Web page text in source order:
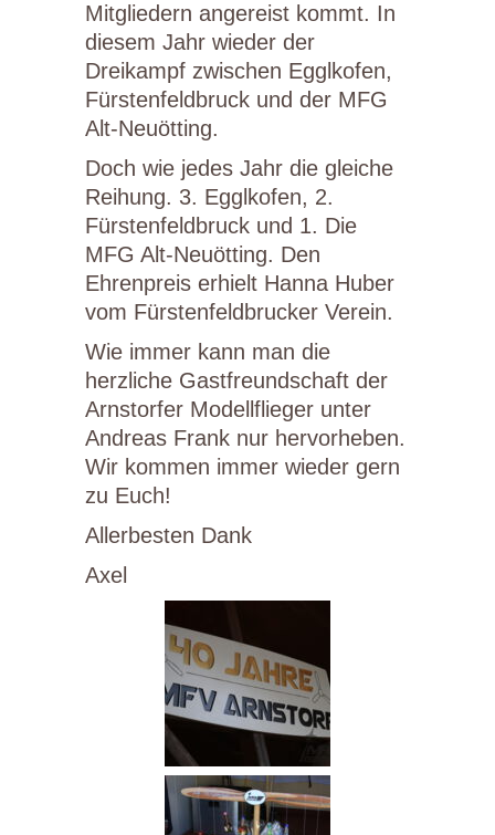
Mitgliedern angereist kommt. In
diesem Jahr wieder der
Dreikampf zwischen Egglkofen,
Fürstenfeldbruck und der MFG
Alt-Neuötting.
Doch wie jedes Jahr die gleiche
Reihung. 3. Egglkofen, 2.
Fürstenfeldbruck und 1. Die
MFG Alt-Neuötting. Den
Ehrenpreis erhielt Hanna Huber
vom Fürstenfeldbrucker Verein.
Wie immer kann man die
herzliche Gastfreundschaft der
Arnstorfer Modellflieger unter
Andreas Frank nur hervorheben.
Wir kommen immer wieder gern
zu Euch!
Allerbesten Dank
Axel